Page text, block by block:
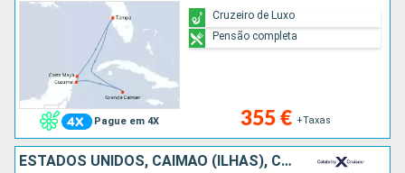
Pague em 4X 355 € +Taxas
Cruzeiro de Luxo
Pensão completa
ESTADOS UNIDOS, CAIMÃO (ILHAS), CARAIBAS - MEXICO, BAHAMAS